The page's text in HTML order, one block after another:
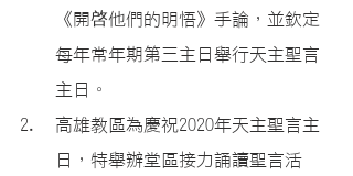
《開啓他們的明悟》手論，並欽定
每年常年期第三主日舉行天主聖言
主日。
高雄教區為慶祝2020年天主聖言主
日，特舉辦堂區接力誦讀聖言活